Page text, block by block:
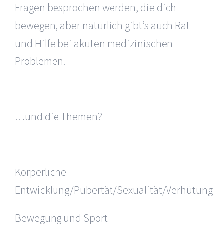
Fragen besprochen werden, die dich
bewegen, aber natürlich gibt’s auch Rat
und Hilfe bei akuten medizinischen
Problemen.
…und die Themen?
Körperliche
Entwicklung/Pubertät/Sexualität/Verhütung
Bewegung und Sport